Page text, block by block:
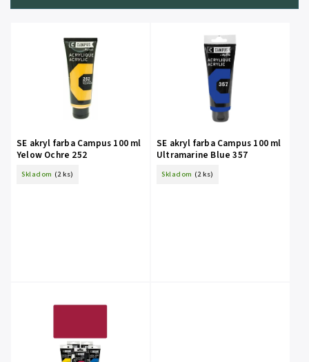
Najdrahšie
SE akryl farba Campus 100 ml
Yelow Ochre 252
Skladom (2 ks)
SE akryl farba Campus 100 ml
Ultramarine Blue 357
Skladom (2 ks)